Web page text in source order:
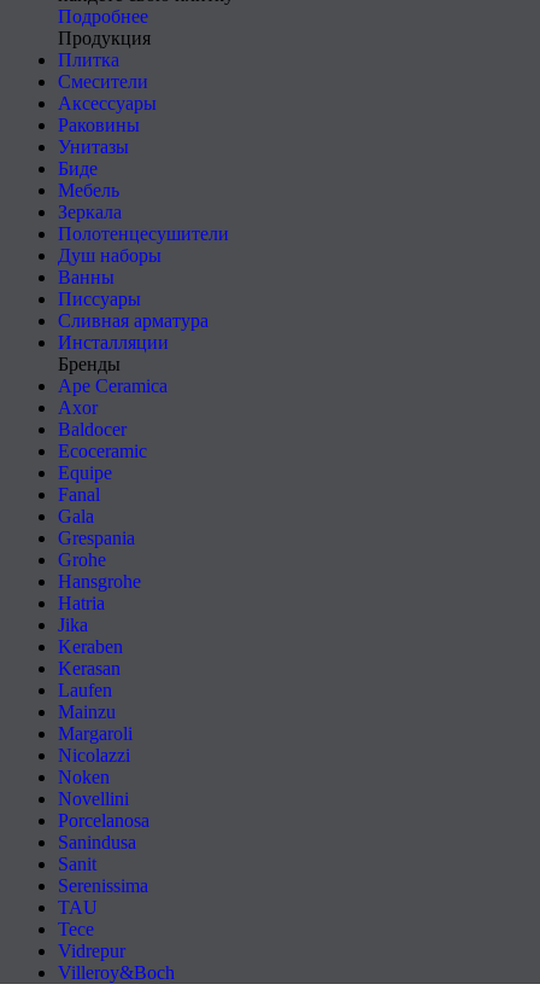
Подробнее
Продукция
Плитка
Смесители
Аксессуары
Раковины
Унитазы
Биде
Мебель
Зеркала
Полотенцесушители
Душ наборы
Ванны
Писсуары
Сливная арматура
Инсталляции
Бренды
Ape Ceramica
Axor
Baldocer
Ecoceramic
Equipe
Fanal
Gala
Grespania
Grohe
Hansgrohe
Hatria
Jika
Keraben
Kerasan
Laufen
Mainzu
Margaroli
Nicolazzi
Noken
Novellini
Porcelanosa
Sanindusa
Sanit
Serenissima
TAU
Tece
Vidrepur
Villeroy&Boch